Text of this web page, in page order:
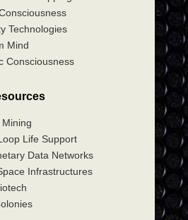
Technologies
Mind
Consciousness
Life Support
Data Networks
Infrastructures